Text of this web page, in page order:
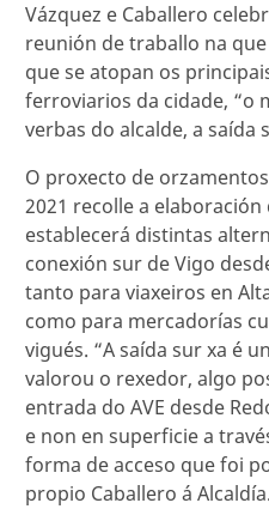
Vázquez e Caballero
reunión de traballo na
que se atopan os
ferroviarios da cidade, “o
verbas do alcalde, a saída
O proxecto de
2021 recolle a
establecerá distintas
conexión sur de Vigo
tanto para viaxeiros en
como para mercadorías
vigués. “A saída sur xa é
valorou o rexedor, algo
entrada do AVE desde
e non en superficie a
forma de acceso que foi
propio Caballero á Alcaldía.